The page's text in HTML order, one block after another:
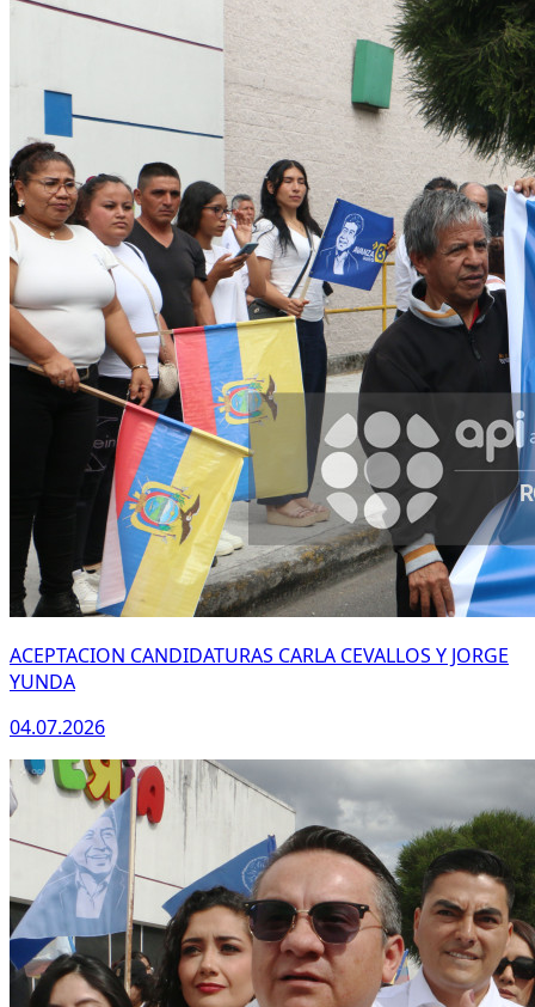
ACEPTACION CANDIDATURAS CARLA CEVALLOS Y JORGE
YUNDA
04.07.2026